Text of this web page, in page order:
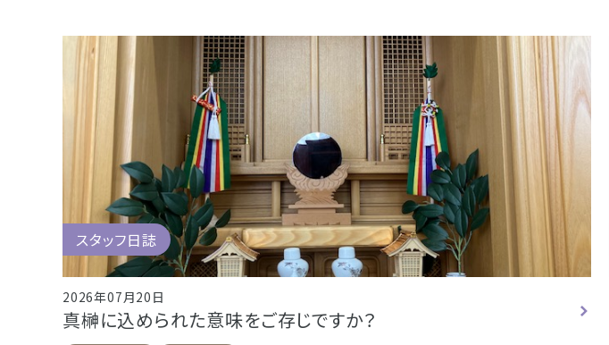
- スタッフブログ
- 企業情報
- 採用情報
- やまき寺子屋教室
- なつかしのCM
- プライバシーポリシー
スタッフ日誌
2026年07月20日
真榊に込められた意味をご存じですか？